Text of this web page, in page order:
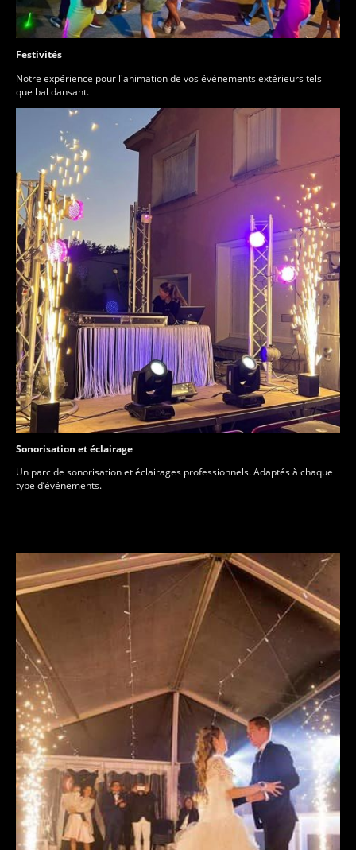
Festivités
Notre expérience pour l'animation de vos événements extérieurs tels
que bal dansant.
Sonorisation et éclairage
Un parc de sonorisation et éclairages professionnels. Adaptés à chaque
type d’événements.